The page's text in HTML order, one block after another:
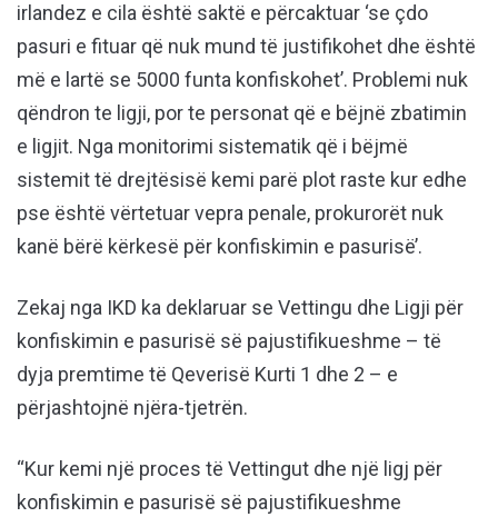
irlandez e cila është saktë e përcaktuar ‘se çdo
pasuri e fituar që nuk mund të justifikohet dhe është
më e lartë se 5000 funta konfiskohet’. Problemi nuk
qëndron te ligji, por te personat që e bëjnë zbatimin
e ligjit. Nga monitorimi sistematik që i bëjmë
sistemit të drejtësisë kemi parë plot raste kur edhe
pse është vërtetuar vepra penale, prokurorët nuk
kanë bërë kërkesë për konfiskimin e pasurisë’.
Zekaj nga IKD ka deklaruar se Vettingu dhe Ligji për
konfiskimin e pasurisë së pajustifikueshme – të
dyja premtime të Qeverisë Kurti 1 dhe 2 – e
përjashtojnë njëra-tjetrën.
“Kur kemi një proces të Vettingut dhe një ligj për
konfiskimin e pasurisë së pajustifikueshme